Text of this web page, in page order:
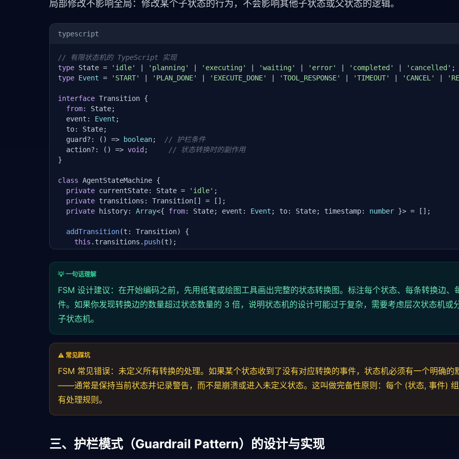
局部修改不影响全局：修改某个子状态的行为，不会影响其他子状态或父状态的逻辑。
typescript
// 有限状态机的 TypeScript 实现
type State = 'idle' 'planning' 'executing' 'waiting' 'error' 'completed' 'cancelled'
type Event = 'START' 'PLAN_DONE' 'EXECUTE_DONE' 'TOOL_RESPONSE' 'TIMEOUT' 'CANCEL'
interface Transition {
from: State;
  event:
Event ;
  to: State;
  guard?: () =>
boolean;
// 护栏条件
  action?: () =>
void ;
// 状态转换时的副作用
}
class AgentStateMachine {
private currentState: State = 'idle' ;
private transitions: Transition[] = [];
private history: Array<{ from: State; event: Event ; to: State; timestamp: number }> = [];
addTransition(t: Transition) {
this .transitions. push(t);
  }
dispatch
      t => t.
from === this.currentState && t.event === event
    );
if (!transition) {
console.warn(`Invalid transition: ${this.currentState} --[${event}]--> ??`);
return false;
    }
// 护栏检查
if (transition.guard && !transition.guard()) {
console
return
    }
const previous =
this.currentState = transition.to;
💡 一句话理解
FSM 设计建议：在开始编码之前，先用纸笔或绘图工具画出完整的状态转换图。标注每个状态、每条转换边、
件。如果你发现转换边的数量超过状态数量的 3 倍，说明状态机的设计可能过于复杂，需要考虑层次状态机或
子状态机。
⚠️ 常见踩坑
FSM 常见错误：未定义所有转换的处理。如果某个状态收到了没有对应转换的事件，状态机必须有一个明确的
——通常是保持当前状态并记录警告，而不是崩溃或进入未定义状态。这叫做完备性原则：每个 (状态, 事件)
有处理规则。
三、护栏模式（Guardrail Pattern）的设计与实现